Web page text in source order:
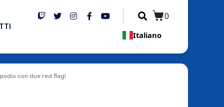
0
Italiano
con due red flag!